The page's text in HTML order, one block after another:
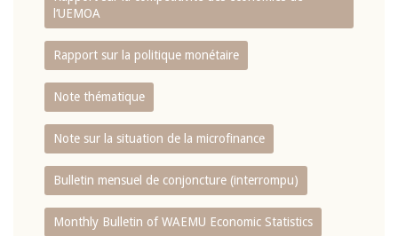
l‘UEMOA
Rapport sur la politique monétaire
Note thématique
Note sur la situation de la microfinance
Bulletin mensuel de conjoncture (interrompu)
Monthly Bulletin of WAEMU Economic Statistics